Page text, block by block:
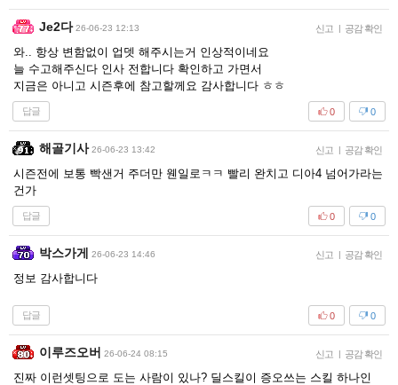
Je2다 26-06-23 12:13 신고 | 공감 확인
와.. 항상 변함없이 업뎃 해주시는거 인상적이네요
늘 수고해주신다 인사 전합니다 확인하고 가면서
지금은 아니고 시즌후에 참고할께요 감사합니다 ㅎㅎ
답글 0
0
해골기사 26-06-23 13:42 신고 | 공감 확인
시즌전에 보통 빡샌거 주더만 웬일로ㅋㅋ 빨리 완치고 디아4 넘어가라는
건가
답글 0
0
박스가게 26-06-23 14:46 신고 | 공감 확인
정보 감사합니다
답글 0
0
이루즈오버 26-06-24 08:15 신고 | 공감 확인
진짜 이런셋팅으로 도는 사람이 있나? 딜스킬이 증오쓰는 스킬 하나인